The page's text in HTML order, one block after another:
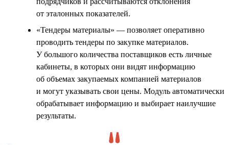
от эталонных показателей.
«Тендеры материалы» — позволяет оперативно
проводить тендеры по закупке материалов.
У большого количества поставщиков есть личные
кабинеты, в которых они видят информацию
об объемах закупаемых компанией материалов
и могут указывать свои цены. Модуль автоматически
обрабатывает информацию и выбирает наилучшие
результаты.